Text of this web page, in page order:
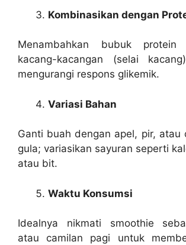
Kombinasikan dengan
Menambahkan bubuk
kacang-kacangan (selai
mengurangi respons glikemik.
Variasi Bahan
Ganti buah dengan apel, pir, atau
gula; variasikan sayuran seperti
atau bit.
Waktu Konsumsi
Idealnya nikmati smoothie
atau camilan pagi untuk